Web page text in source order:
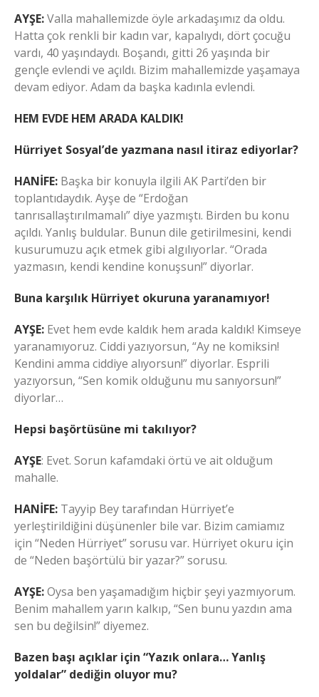
AYŞE:Valla mahallemizde öyle arkadaşımız da oldu.
Hatta çok renkli bir kadın var, kapalıydı, dört çocuğu
vardı, 40 yaşındaydı. Boşandı, gitti 26 yaşında bir
gençle evlendi ve açıldı. Bizim mahallemizde yaşamaya
devam ediyor. Adam da başka kadınla evlendi.
HEM EVDE HEM ARADA KALDIK!
Hürriyet Sosyal’de yazmana nasıl itiraz ediyorlar?
HANİFE: Başka bir konuyla ilgili AK Parti’den bir
toplantıdaydık. Ayşe de “Erdoğan
tanrısallaştırılmamalı” diye yazmıştı. Birden bu konu
açıldı. Yanlış buldular. Bunun dile getirilmesini, kendi
kusurumuzu açık etmek gibi algılıyorlar. “Orada
yazmasın, kendi kendine konuşsun!” diyorlar.
Buna karşılık Hürriyet okuruna yaranamıyor!
AYŞE: Evet hem evde kaldık hem arada kaldık! Kimseye
yaranamıyoruz. Ciddi yazıyorsun, “Ay ne komiksin!
Kendini amma ciddiye alıyorsun!” diyorlar. Esprili
yazıyorsun, “Sen komik olduğunu mu sanıyorsun!”
diyorlar…
Hepsi başörtüsüne mi takılıyor?
AYŞE: Evet. Sorun kafamdaki örtü ve ait olduğum
mahalle.
HANİFE: Tayyip Bey tarafından Hürriyet’e
yerleştirildiğini düşünenler bile var. Bizim camiamız
için “Neden Hürriyet” sorusu var. Hürriyet okuru için
de “Neden başörtülü bir yazar?” sorusu.
AYŞE:Oysa ben yaşamadığım hiçbir şeyi yazmıyorum.
Benim mahallem yarın kalkıp, “Sen bunu yazdın ama
sen bu değilsin!” diyemez.
Bazen başı açıklar için “Yazık onlara… Yanlış
yoldalar” dediğin oluyor mu?